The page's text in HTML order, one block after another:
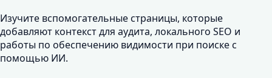
Изучите вспомогательные страницы, которые
добавляют контекст для аудита, локального SEO и
работы по обеспечению видимости при поиске с
помощью ИИ.